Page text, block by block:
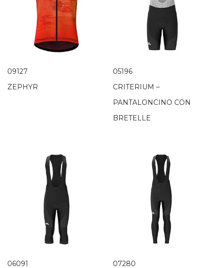
09127
ZEPHYR
05196
CRITERIUM –
PANTALONCINO CON
BRETELLE
06091
07280